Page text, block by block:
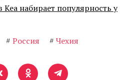
Кеа набирает популярность у
# Россия # Чехия